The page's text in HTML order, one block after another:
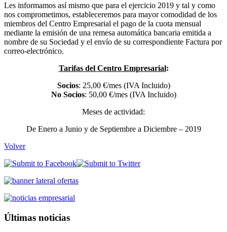
Les informamos así mismo que para el ejercicio 2019 y tal y como
nos comprometimos, estableceremos para mayor comodidad de los
miembros del Centro Empresarial el pago de la cuota mensual
mediante la emisión de una remesa automática bancaria emitida a
nombre de su Sociedad y el envío de su correspondiente Factura por
correo-electrónico.
Tarifas del Centro Empresarial:
Socios: 25,00 €/mes (IVA Incluido)
No Socios: 50,00 €/mes (IVA Incluido)
Meses de actividad:
De Enero a Junio y de Septiembre a Diciembre – 2019
Volver
Últimas noticias